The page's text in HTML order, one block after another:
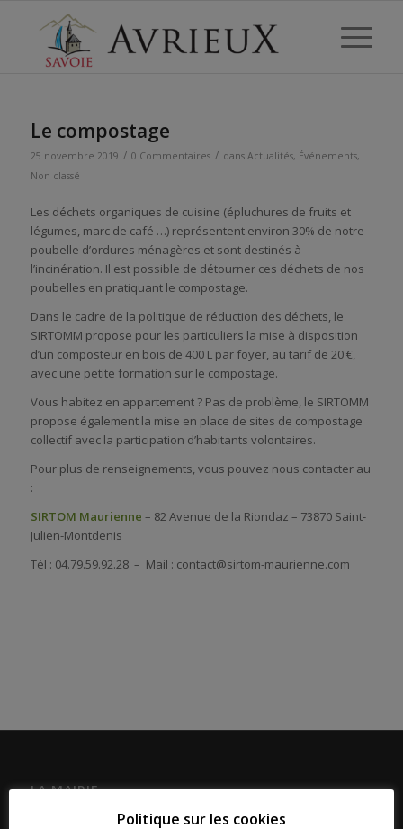
Le compostage
25 novembre 2019 / 0 Commentaires / dans Actualités, Événements,
Non classé
Les déchets organiques de cuisine (épluchures de fruits et
légumes, marc de café …) représentent environ 30% de notre
poubelle d’ordures ménagères et sont destinés à
l’incinération. Il est possible de détourner ces déchets de nos
poubelles en pratiquant le compostage.
Dans le cadre de la politique de réduction des déchets, le
SIRTOMM propose pour les particuliers la mise à disposition
d’un composteur en bois de 400 L par foyer, au tarif de 20 €,
avec une petite formation sur le compostage.
Vous habitez en appartement ? Pas de problème, le SIRTOMM
propose également la mise en place de sites de compostage
collectif avec la participation d’habitants volontaires.
Pour plus de renseignements, vous pouvez nous contacter au
:
SIRTOM Maurienne – 82 Avenue de la Riondaz – 73870 Saint-
Julien-Montdenis
Tél : 04.79.59.92.28 – Mail : contact@sirtom-maurienne.com
LA MAIRIE
Politique sur les cookies